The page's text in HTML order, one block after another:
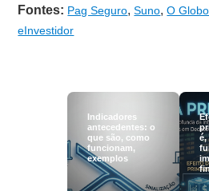
Fontes: Pag Seguro,Suno,O
eInvestidor
Indicadores
antecedentes: o
que são, como
funcionam,
exemplos